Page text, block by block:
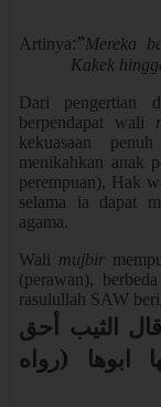
Artinya:”Mereka
Kakek
Dari pengertian
berpendapat wali
kekuasaan
menikahkan anak
perempuan), Hak
selama ia dapat
agama.
Wali mujbir
(perawan),
rasulullah SAW
الثيب أحق
ابوها (رواه